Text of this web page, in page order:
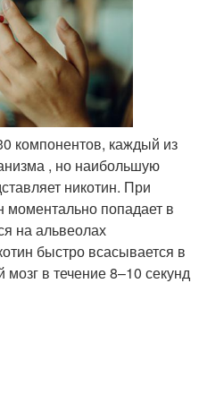
компонентов, каждый из
, но наибольшую
никотин. При
попадает в
на альвеолах
быстро всасывается в
мозг в течение 8–10 секунд